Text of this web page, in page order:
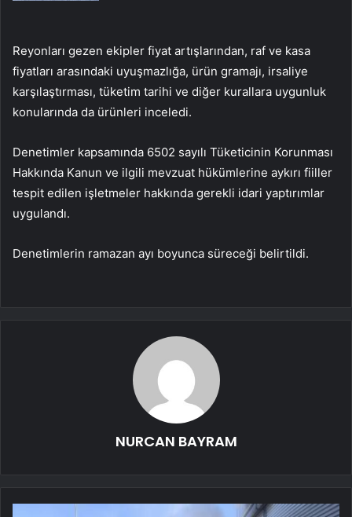
Reyonları gezen ekipler fiyat artışlarından, raf ve kasa
fiyatları arasındaki uyuşmazlığa, ürün gramajı, irsaliye
karşılaştırması, tüketim tarihi ve diğer kurallara uygunluk
konularında da ürünleri inceledi.
Denetimler kapsamında 6502 sayılı Tüketicinin Korunması
Hakkında Kanun ve ilgili mevzuat hükümlerine aykırı fiiller
tespit edilen işletmeler hakkında gerekli idari yaptırımlar
uygulandı.
Denetimlerin ramazan ayı boyunca süreceği belirtildi.
NURCAN BAYRAM